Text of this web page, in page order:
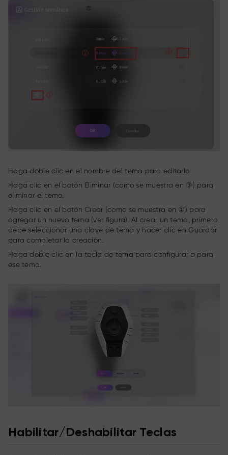
Haga doble clic en el nombre del tema para editarlo.
Haga clic en el botón Eliminar (como se muestra en ③) para
eliminar el tema.
Haga clic en el botón Crear (como se muestra en ①) para
agregar un nuevo tema (ver figura). Al crear un tema, primero
debe seleccionar una clave de tema y hacer clic en Guardar
para completar la creación.
Haga doble clic en la tecla de tema para configurarla para
ese tema.
Habilitar/Deshabilitar Teclas